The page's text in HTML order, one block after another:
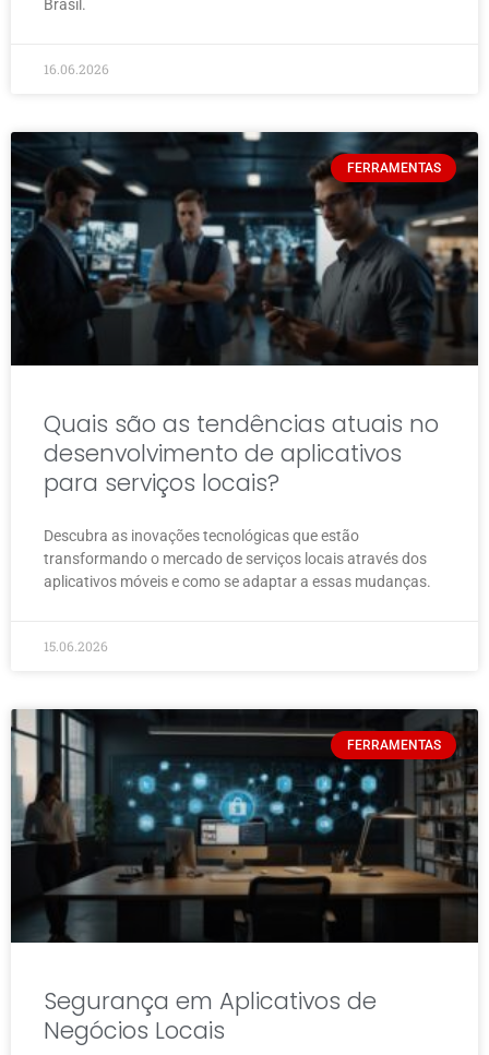
Brasil.
16.06.2026
FERRAMENTAS
Quais são as tendências atuais no
desenvolvimento de aplicativos
para serviços locais?
Descubra as inovações tecnológicas que estão
transformando o mercado de serviços locais através dos
aplicativos móveis e como se adaptar a essas mudanças.
15.06.2026
FERRAMENTAS
Segurança em Aplicativos de
Negócios Locais